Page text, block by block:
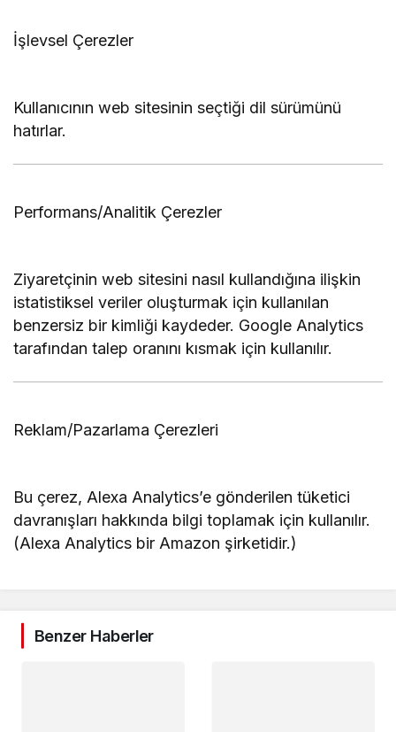
İşlevsel Çerezler
Kullanıcının web sitesinin seçtiği dil sürümünü
hatırlar.
Performans/Analitik Çerezler
Ziyaretçinin web sitesini nasıl kullandığına ilişkin
istatistiksel veriler oluşturmak için kullanılan
benzersiz bir kimliği kaydeder. Google Analytics
tarafından talep oranını kısmak için kullanılır.
Reklam/Pazarlama Çerezleri
Bu çerez, Alexa Analytics’e gönderilen tüketici
davranışları hakkında bilgi toplamak için kullanılır.
(Alexa Analytics bir Amazon şirketidir.)
Benzer Haberler